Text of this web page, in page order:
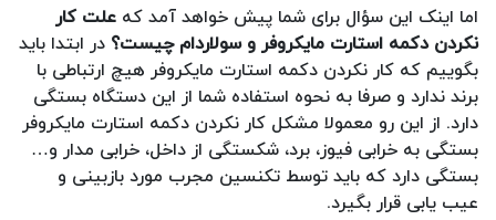
اما اینک این سؤال برای شما پیش خواهد آمد که علت کار
نکردن دکمه استارت مایکروفر و سولاردام چیست؟ در ابتدا باید
بگوییم که کار نکردن دکمه استارت مایکروفر هیچ ارتباطی با
برند ندارد و صرفا به نحوه استفاده شما از این دستگاه بستگی
دارد. از این رو معمولا مشکل کار نکردن دکمه استارت مایکروفر
بستگی به خرابی فیوز، برد، شکستگی از داخل، خرابی مدار و…
بستگی دارد که باید توسط تکنسین مجرب مورد بازبینی و
عیب یابی قرار بگیرد.